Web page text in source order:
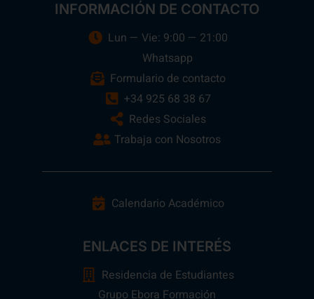
INFORMACIÓN DE CONTACTO
Lun — Vie: 9:00 — 21:00
Whatsapp
Formulario de contacto
+34 925 68 38 67
Redes Sociales
Trabaja con Nosotros
Calendario Académico
ENLACES DE INTERÉS
Residencia de Estudiantes
Grupo Ebora Formación